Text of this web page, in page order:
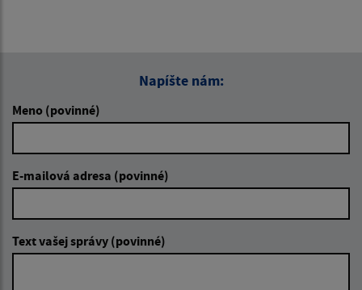
Napíšte nám:
Meno (povinné)
E-mailová adresa (povinné)
Text vašej správy (povinné)